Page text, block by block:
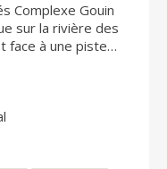
Complexe Gouin
sur la rivière des
face à une piste
de la
entièrement
ainsi qu’un
la tranquillité